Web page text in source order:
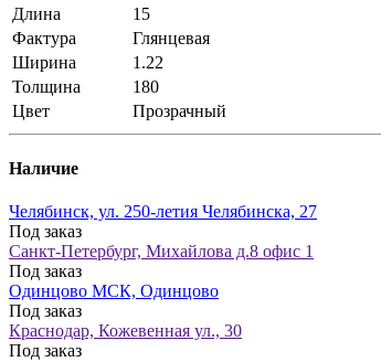
Длина
15
Фактура
Глянцевая
Ширина
1.22
Толщина
180
Цвет
Прозрачный
Наличие
Челябинск, ул. 250-летия Челябинска, 27
Под заказ
Санкт-Петербург, Михайлова д.8 офис 1
Под заказ
Одинцово МСК, Одинцово
Под заказ
Краснодар, Кожевенная ул., 30
Под заказ